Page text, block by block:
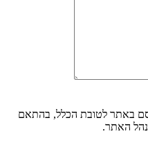
באתר לטובת הכלל, בהתאם
האתר.